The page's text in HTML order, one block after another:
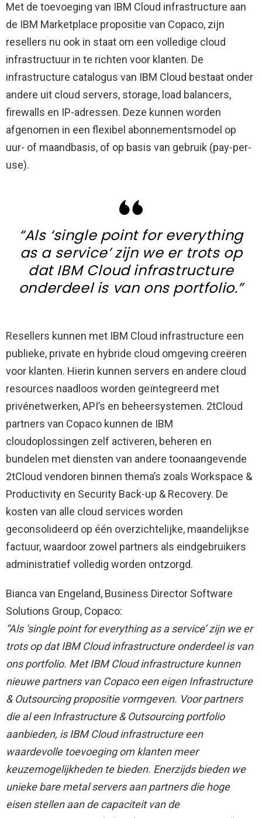
Met de toevoeging van IBM Cloud infrastructure aan
de IBM Marketplace propositie van Copaco, zijn
resellers nu ook in staat om een volledige cloud
infrastructuur in te richten voor klanten. De
infrastructure catalogus van IBM Cloud bestaat onder
andere uit cloud servers, storage, load balancers,
firewalls en IP-adressen. Deze kunnen worden
afgenomen in een flexibel abonnementsmodel op
uur- of maandbasis, of op basis van gebruik (pay-per-
use).
“Als ‘single point for everything
as a service’ zijn we er trots op
dat IBM Cloud infrastructure
onderdeel is van ons portfolio.”
Resellers kunnen met IBM Cloud infrastructure een
publieke, private en hybride cloud omgeving creëren
voor klanten. Hierin kunnen servers en andere cloud
resources naadloos worden geïntegreerd met
privénetwerken, API’s en beheersystemen. 2tCloud
partners van Copaco kunnen de IBM
cloudoplossingen zelf activeren, beheren en
bundelen met diensten van andere toonaangevende
2tCloud vendoren binnen thema’s zoals Workspace &
Productivity en Security Back-up & Recovery. De
kosten van alle cloud services worden
geconsolideerd op één overzichtelijke, maandelijkse
factuur, waardoor zowel partners als eindgebruikers
administratief volledig worden ontzorgd.
Bianca van Engeland, Business Director Software
Solutions Group, Copaco:
“Als ‘single point for everything as a service’ zijn we er
trots op dat IBM Cloud infrastructure onderdeel is van
ons portfolio. Met IBM Cloud infrastructure kunnen
nieuwe partners van Copaco een eigen Infrastructure
& Outsourcing propositie vormgeven. Voor partners
die al een Infrastructure & Outsourcing portfolio
aanbieden, is IBM Cloud infrastructure een
waardevolle toevoeging om klanten meer
keuzemogelijkheden te bieden. Enerzijds bieden we
unieke bare metal servers aan partners die hoge
eisen stellen aan de capaciteit van de